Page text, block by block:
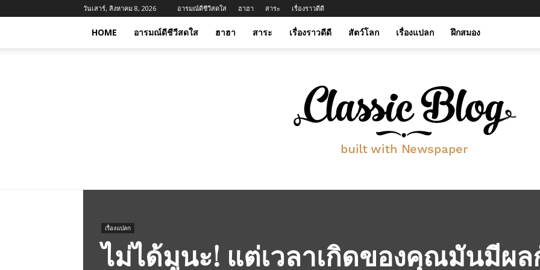
วันเสาร์, สิงหาคม 8, 2026 อารมณ์ดีชีวีสดใส ฮาฮา สาระ เรื่องราวดีดี
HOME อารมณ์ดีชีวีสดใส ฮาฮา สาระ เรื่องราวดีดี สัตว์โลก เรื่องแปลก ฝึกสมอง
เรื่องแปลก
ไม่ได้มูนะ! แต่เวลาเกิดของคุณมันมีผ